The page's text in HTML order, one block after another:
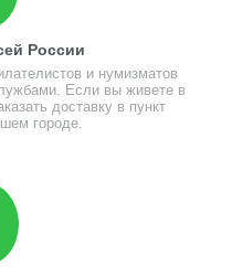
России
и нумизматов
Если вы живете в
доставку в пункт
городе.